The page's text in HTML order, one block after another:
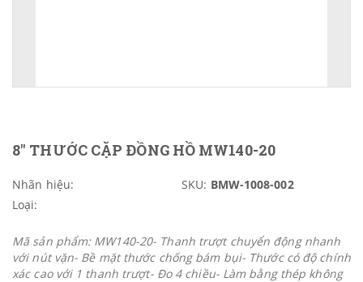
8" THƯỚC CẶP ĐỒNG HỒ MW140-20
Nhãn hiệu: SKU: BMW-1008-002
Loại:
Mã sản phẩm: MW140-20- Thanh trượt chuyển động nhanh
với nút vặn- Bề mặt thước chống bám bụi- Thước có độ chính
xác cao với 1 thanh trượt- Đo 4 chiều- Làm bằng thép không